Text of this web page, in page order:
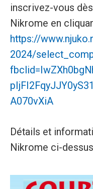
inscrivez-vous
Nikrome en
https://
2024/
A070vXiA
Détails et
Nikrome ci-